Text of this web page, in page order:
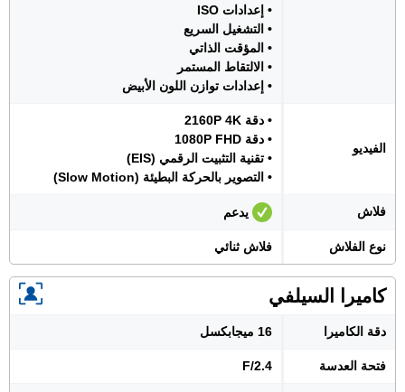
• إعدادات ISO
• التشغيل السريع
• المؤقت الذاتي
• الالتقاط المستمر
• إعدادات توازن اللون الأبيض
الفيديو
• دقة 2160P 4K
• دقة 1080P FHD
• تقنية التثبيت الرقمي (EIS)
• التصوير بالحركة البطيئة (Slow Motion)
فلاش يدعم
نوع الفلاش فلاش ثنائي
كاميرا السيلفي
دقة الكاميرا 16 ميجابكسل
فتحة العدسة F/2.4